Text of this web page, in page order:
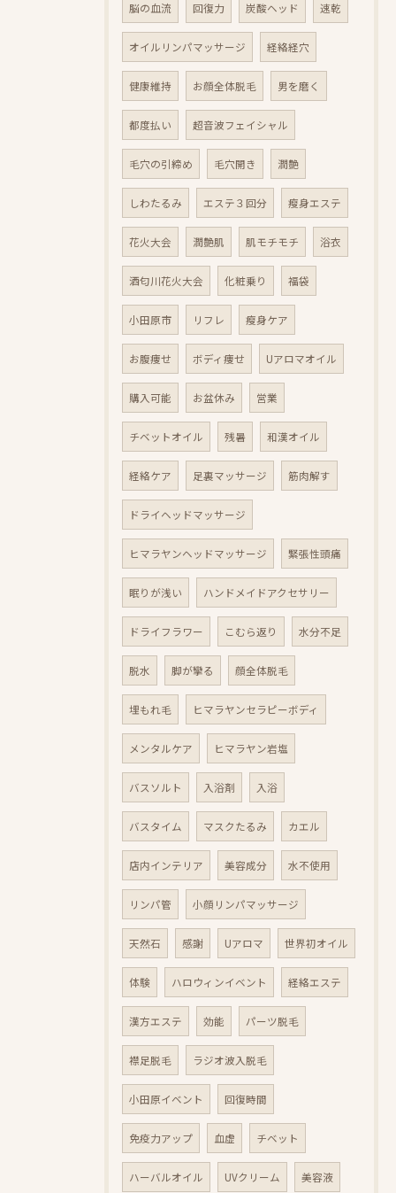
脳の血流 回復力 炭酸ヘッド 速乾
オイルリンパマッサージ 経絡経穴
健康維持 お顔全体脱毛 男を磨く
都度払い 超音波フェイシャル
毛穴の引締め 毛穴開き 潤艶
しわたるみ エステ３回分 瘦身エステ
花火大会 潤艶肌 肌モチモチ 浴衣
酒匂川花火大会 化粧乗り 福袋
小田原市 リフレ 瘦身ケア
お腹痩せ ボディ痩せ Uアロマオイル
購入可能 お盆休み 営業
チベットオイル 残暑 和漢オイル
経絡ケア 足裏マッサージ 筋肉解す
ドライヘッドマッサージ
ヒマラヤンヘッドマッサージ 緊張性頭痛
眠りが浅い ハンドメイドアクセサリー
ドライフラワー こむら返り 水分不足
脱水 脚が攣る 顔全体脱毛
埋もれ毛 ヒマラヤンセラピーボディ
メンタルケア ヒマラヤン岩塩
バスソルト 入浴剤 入浴
バスタイム マスクたるみ カエル
店内インテリア 美容成分 水不使用
リンパ管 小顔リンパマッサージ
天然石 感謝 Uアロマ 世界初オイル
体験 ハロウィンイベント 経絡エステ
漢方エステ 効能 パーツ脱毛
襟足脱毛 ラジオ波入脱毛
小田原イベント 回復時間
免疫力アップ 血虚 チベット
ハーバルオイル UVクリーム 美容液